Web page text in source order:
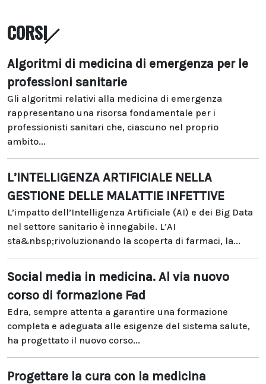
CORSI
Algoritmi di medicina di emergenza per le
professioni sanitarie
Gli algoritmi relativi alla medicina di emergenza
rappresentano una risorsa fondamentale per i
professionisti sanitari che, ciascuno nel proprio
ambito...
L’INTELLIGENZA ARTIFICIALE NELLA
GESTIONE DELLE MALATTIE INFETTIVE
L’impatto dell’Intelligenza Artificiale (AI) e dei Big Data
nel settore sanitario è innegabile. L’AI
sta&nbsp;rivoluzionando la scoperta di farmaci, la...
Social media in medicina. Al via nuovo
corso di formazione Fad
Edra, sempre attenta a garantire una formazione
completa e adeguata alle esigenze del sistema salute,
ha progettato il nuovo corso...
Progettare la cura con la medicina